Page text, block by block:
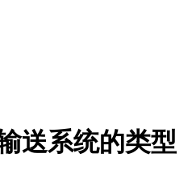
送系统的类型